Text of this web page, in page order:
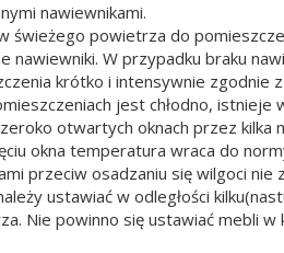
nawiewnikami.
świeżego powietrza do
nawiewniki. W przypadku braku
krótko i intensywnie zgodnie
jest chłodno,
otwartych oknach przez kilka
okna temperatura wraca do
przeciw osadzaniu się wilgoci nie
ustawiać w odległości
Nie powinno się ustawiać mebli